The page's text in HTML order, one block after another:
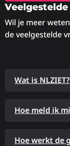
Wil je meer
de veelgestelde
Wat is NLZIET?
Hoe meld ik
Hoe werkt de